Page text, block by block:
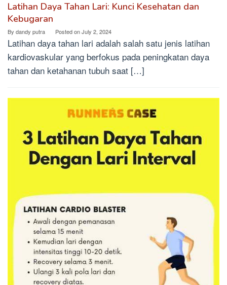
Latihan Daya Tahan Lari: Kunci Kesehatan dan
Kebugaran
By dandy putra Posted onJuly 2, 2024
Latihan daya tahan lari adalah salah satu jenis latihan
kardiovaskular yang berfokus pada peningkatan daya
tahan dan ketahanan tubuh saat […]